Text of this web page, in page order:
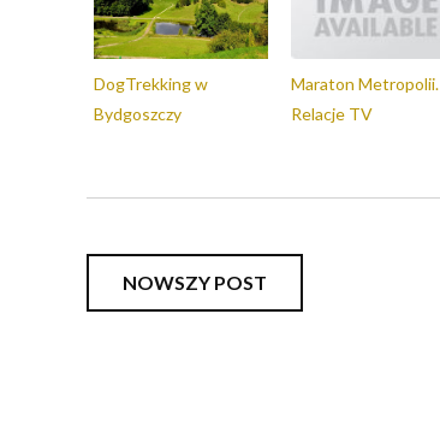
DogTrekking w
Bydgoszczy
Maraton Metropolii.
Relacje TV
NOWSZY POST